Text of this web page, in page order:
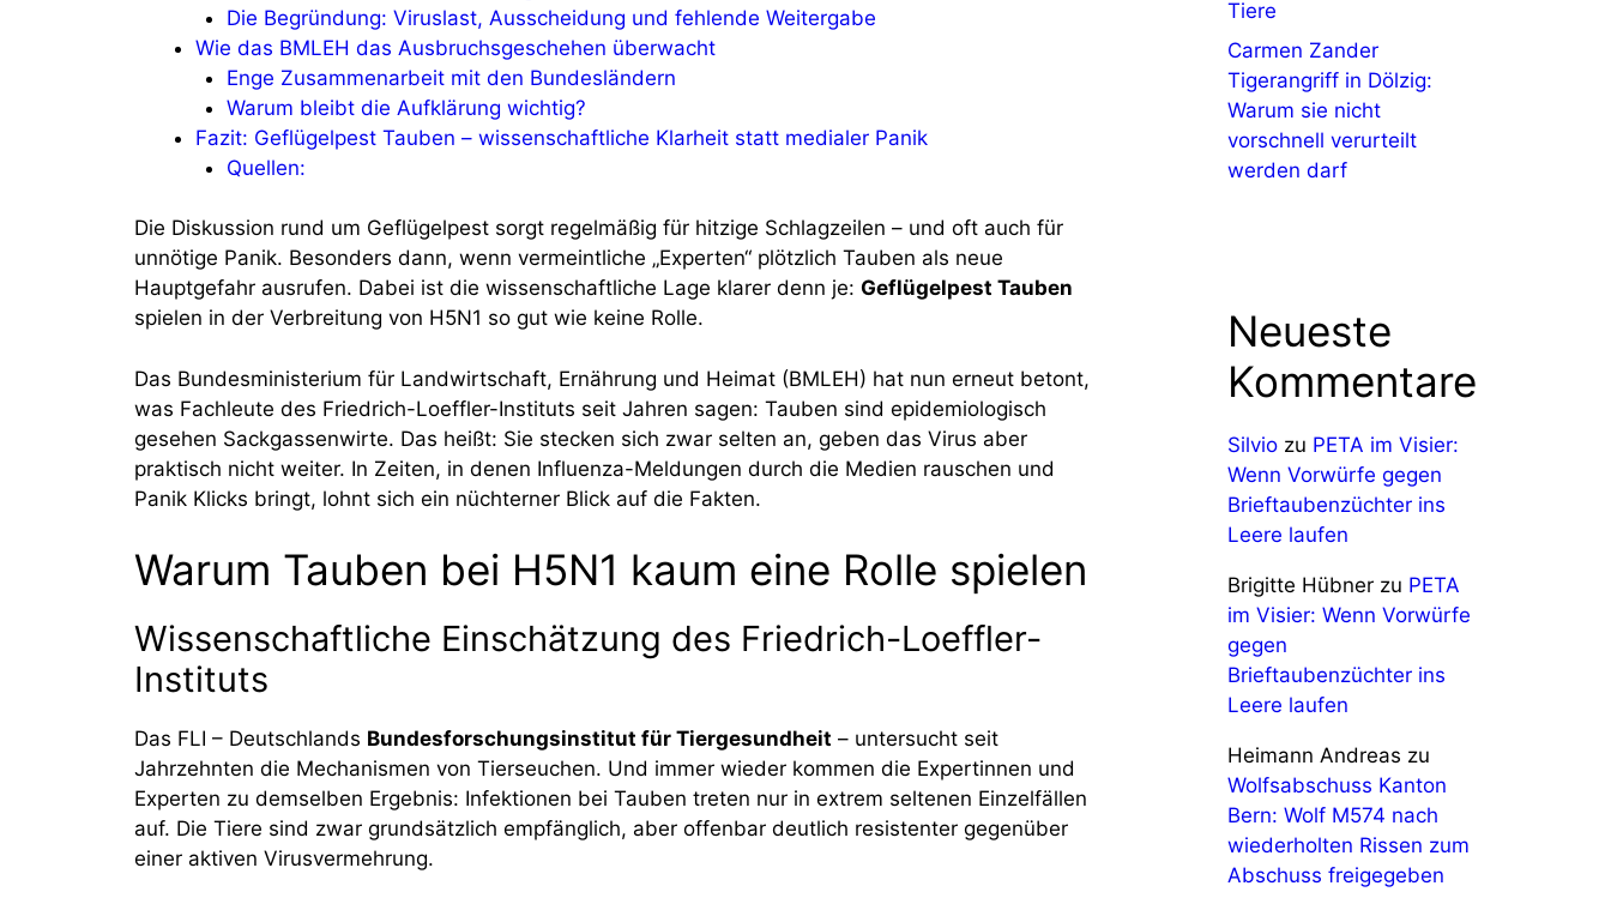
Die Begründung: Viruslast, Ausscheidung und fehlende Weitergabe
Wie das BMLEH das Ausbruchsgeschehen überwacht
Enge Zusammenarbeit mit den Bundesländern
Warum bleibt die Aufklärung wichtig?
Fazit: Geflügelpest Tauben – wissenschaftliche Klarheit statt medialer Panik
Quellen:
Die Diskussion rund um Geflügelpest sorgt regelmäßig für hitzige Schlagzeilen – und oft auch für
unnötige Panik. Besonders dann, wenn vermeintliche „Experten“ plötzlich Tauben als neue
Hauptgefahr ausrufen. Dabei ist die wissenschaftliche Lage klarer denn je: Geflügelpest Tauben
spielen in der Verbreitung von H5N1 so gut wie keine Rolle.
Das Bundesministerium für Landwirtschaft, Ernährung und Heimat (BMLEH) hat nun erneut betont,
was Fachleute des Friedrich-Loeffler-Instituts seit Jahren sagen: Tauben sind epidemiologisch
gesehen Sackgassenwirte. Das heißt: Sie stecken sich zwar selten an, geben das Virus aber
praktisch nicht weiter. In Zeiten, in denen Influenza-Meldungen durch die Medien rauschen und
Panik Klicks bringt, lohnt sich ein nüchterner Blick auf die Fakten.
Warum Tauben bei H5N1 kaum eine Rolle spielen
Wissenschaftliche Einschätzung des Friedrich-Loeffler-
Instituts
Das FLI – Deutschlands Bundesforschungsinstitut für Tiergesundheit – untersucht seit
Jahrzehnten die Mechanismen von Tierseuchen. Und immer wieder kommen die Expertinnen und
Experten zu demselben Ergebnis: Infektionen bei Tauben treten nur in extrem seltenen Einzelfällen
auf. Die Tiere sind zwar grundsätzlich empfänglich, aber offenbar deutlich resistenter gegenüber
einer aktiven Virusvermehrung.
Tiere
Carmen Zander
Tigerangriff in Dölzig:
Warum sie nicht
vorschnell verurteilt
werden darf
Neueste
Kommentare
Silvio zu PETA im Visier:
Wenn Vorwürfe gegen
Brieftaubenzüchter ins
Leere laufen
Brigitte Hübner zu PETA
im Visier: Wenn Vorwürfe
gegen
Brieftaubenzüchter ins
Leere laufen
Heimann Andreas zu
Wolfsabschuss Kanton
Bern: Wolf M574 nach
wiederholten Rissen zum
Abschuss freigegeben